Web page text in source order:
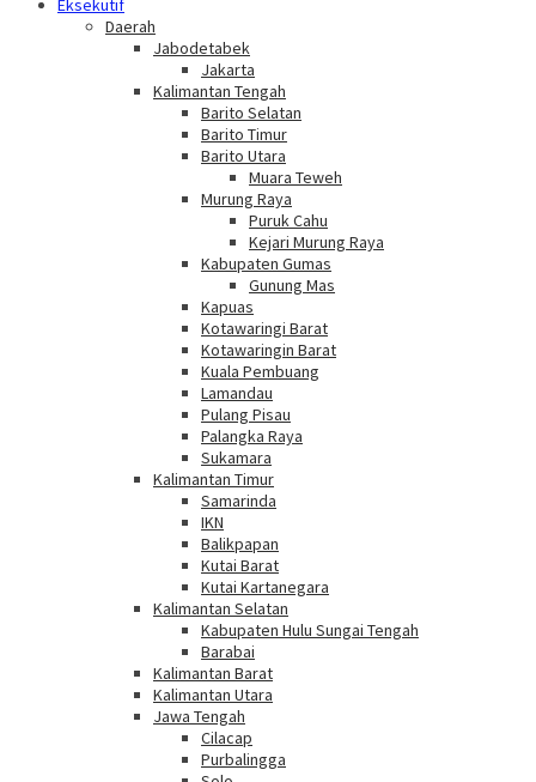
Eksekutif
Daerah
Jabodetabek
Jakarta
Kalimantan Tengah
Barito Selatan
Barito Timur
Barito Utara
Muara Teweh
Murung Raya
Puruk Cahu
Kejari Murung Raya
Kabupaten Gumas
Gunung Mas
Kapuas
Kotawaringi Barat
Kotawaringin Barat
Kuala Pembuang
Lamandau
Pulang Pisau
Palangka Raya
Sukamara
Kalimantan Timur
Samarinda
IKN
Balikpapan
Kutai Barat
Kutai Kartanegara
Kalimantan Selatan
Kabupaten Hulu Sungai Tengah
Barabai
Kalimantan Barat
Kalimantan Utara
Jawa Tengah
Cilacap
Purbalingga